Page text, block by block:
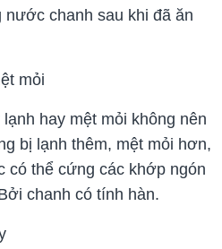
chanh sau khi đã ăn
mỏi
hay mệt mỏi không nên
bị lạnh thêm, mệt mỏi hơn,
có thể cứng các khớp ngón
chanh có tính hàn.